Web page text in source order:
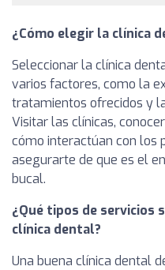
¿Cómo elegir la clínica
Seleccionar la clínica
varios factores, como la
tratamientos ofrecidos y
Visitar las clínicas,
cómo interactúan con los
asegurarte de que es el
bucal.
¿Qué tipos de servicios
clínica dental?
Una buena clínica dental